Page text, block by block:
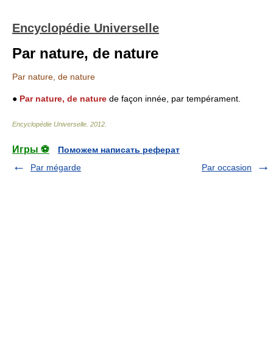
Encyclopédie Universelle
Par nature, de nature
Par nature, de nature
● Par nature, de nature de façon innée, par tempérament.
Encyclopédie Universelle 2012
Игры ⚽
Поможем написать реферат
Par mégarde
Par occasion